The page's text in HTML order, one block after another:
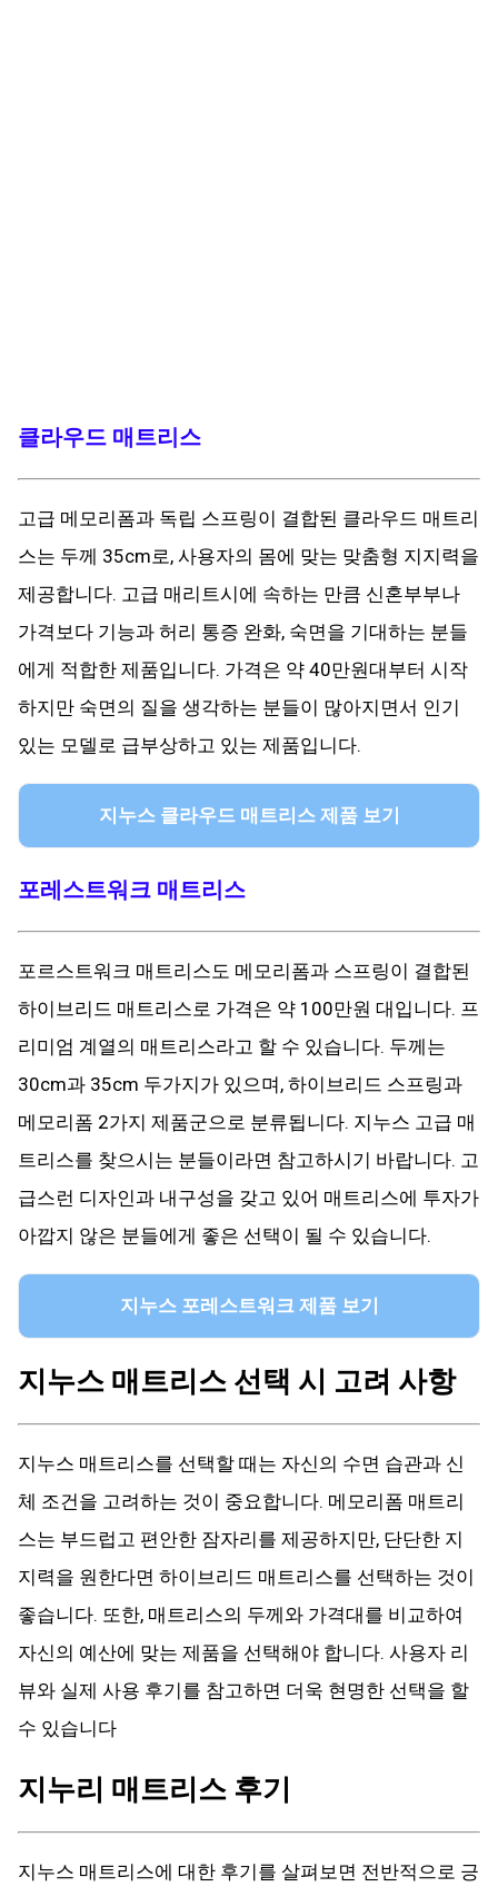
클라우드 매트리스
고급 메모리폼과 독립 스프링이 결합된 클라우드 매트리
스는 두께 35cm로, 사용자의 몸에 맞는 맞춤형 지지력을
제공합니다. 고급 매리트시에 속하는 만큼 신혼부부나
가격보다 기능과 허리 통증 완화, 숙면을 기대하는 분들
에게 적합한 제품입니다. 가격은 약 40만원대부터 시작
하지만 숙면의 질을 생각하는 분들이 많아지면서 인기
있는 모델로 급부상하고 있는 제품입니다.
지누스 클라우드 매트리스 제품 보기
포레스트워크 매트리스
포르스트워크 매트리스도 메모리폼과 스프링이 결합된
하이브리드 매트리스로 가격은 약 100만원 대입니다. 프
리미엄 계열의 매트리스라고 할 수 있습니다. 두께는
30cm과 35cm 두가지가 있으며, 하이브리드 스프링과
메모리폼 2가지 제품군으로 분류됩니다. 지누스 고급 매
트리스를 찾으시는 분들이라면 참고하시기 바랍니다. 고
급스런 디자인과 내구성을 갖고 있어 매트리스에 투자가
아깝지 않은 분들에게 좋은 선택이 될 수 있습니다.
지누스 포레스트워크 제품 보기
지누스 매트리스 선택 시 고려 사항
지누스 매트리스를 선택할 때는 자신의 수면 습관과 신
체 조건을 고려하는 것이 중요합니다. 메모리폼 매트리
스는 부드럽고 편안한 잠자리를 제공하지만, 단단한 지
지력을 원한다면 하이브리드 매트리스를 선택하는 것이
좋습니다. 또한, 매트리스의 두께와 가격대를 비교하여
자신의 예산에 맞는 제품을 선택해야 합니다. 사용자 리
뷰와 실제 사용 후기를 참고하면 더욱 현명한 선택을 할
수 있습니다
지누리 매트리스 후기
지누스 매트리스에 대한 후기를 살펴보면 전반적으로 긍